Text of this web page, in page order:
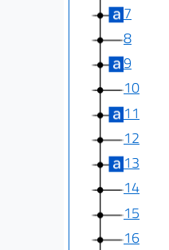
7
8
9
10
11
12
13
14
15
16